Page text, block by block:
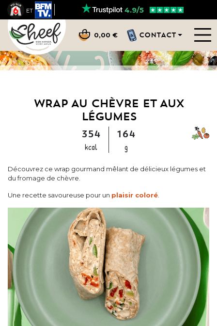
ET 4.9/5
0,00 € CONTACT
WRAP AU CHÈVRE ET AUX
LÉGUMES
354
kcal
164
g
Découvrez ce wrap gourmand mêlant de délicieux légumes et
du fromage de chèvre.
Une recette savoureuse pour un plaisir coloré